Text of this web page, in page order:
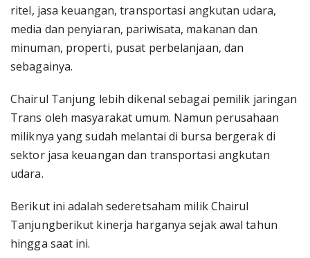
ritel, jasa keuangan, transportasi angkutan udara,
media dan penyiaran, pariwisata, makanan dan
minuman, properti, pusat perbelanjaan, dan
sebagainya.
Chairul Tanjung lebih dikenal sebagai pemilik jaringan
Trans oleh masyarakat umum. Namun perusahaan
miliknya yang sudah melantai di bursa bergerak di
sektor jasa keuangan dan transportasi angkutan
udara.
Berikut ini adalah sederetsaham milik Chairul
Tanjungberikut kinerja harganya sejak awal tahun
hingga saat ini.